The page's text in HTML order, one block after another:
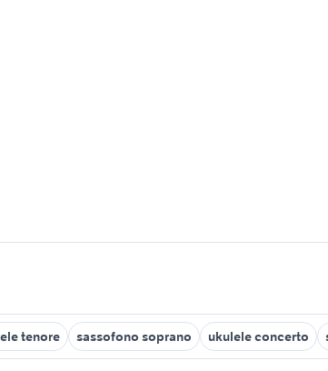
tenore sassofono soprano ukulele concerto